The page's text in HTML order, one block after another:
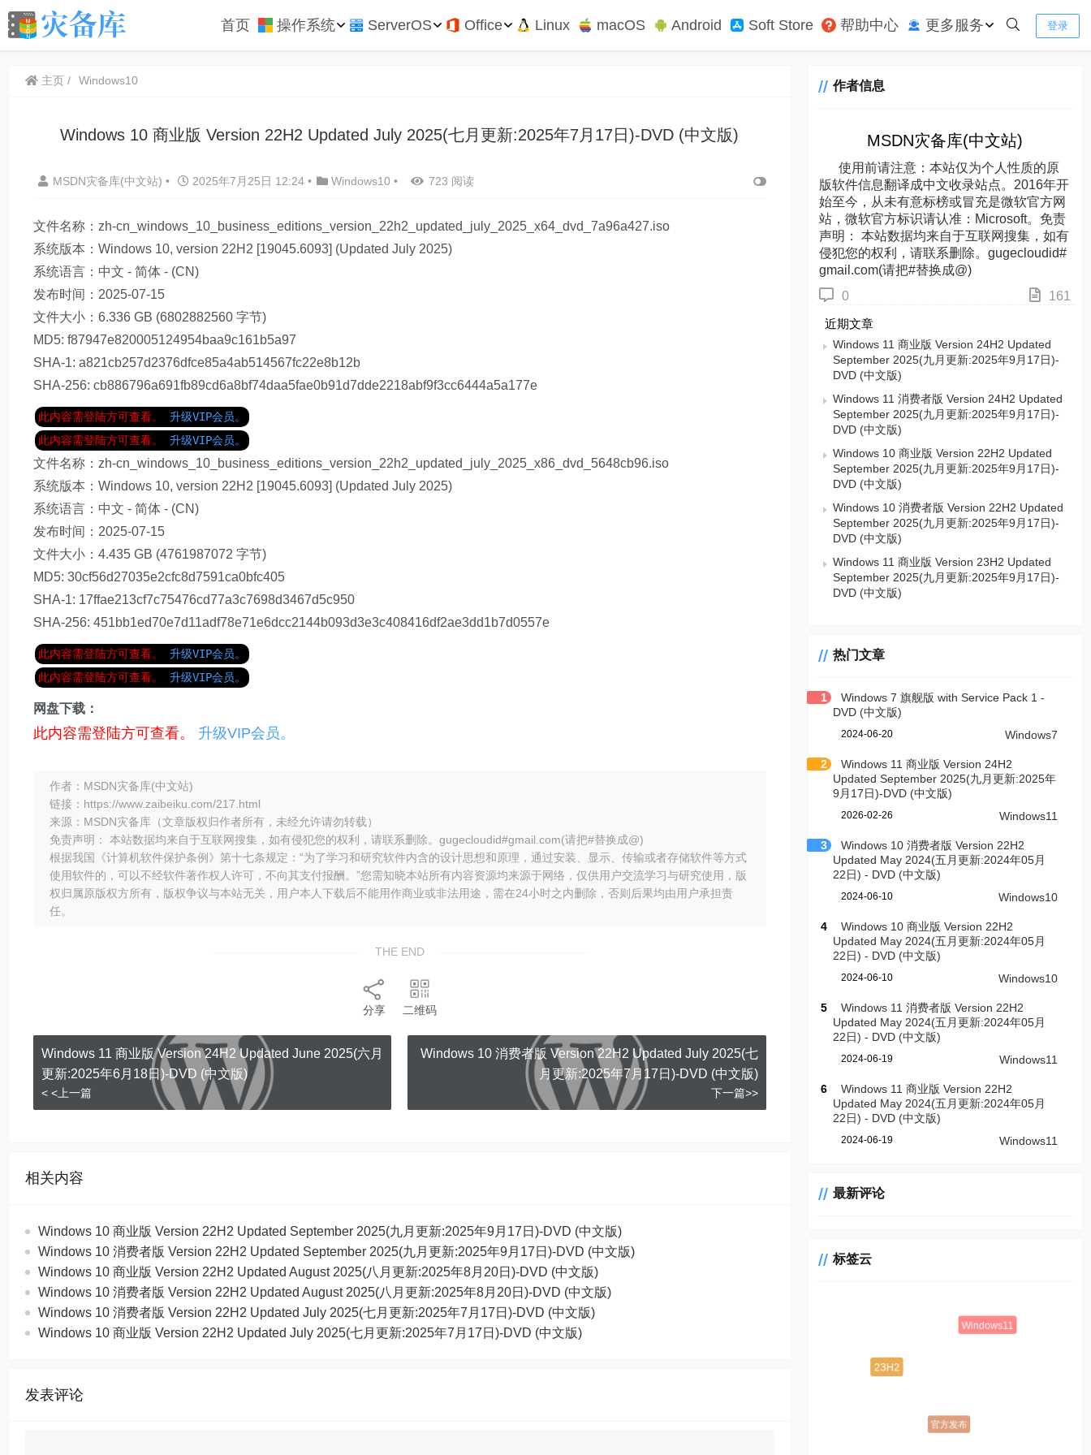
首页 操作系统 ServerOS Office Linux macOS Android Soft Store 帮助中心 更多服务 登录
主页 Windows10
Windows 10 商业版 Version 22H2 Updated July 2025(七月更新:2025年7月17日)-DVD (中文版)
MSDN灾备库(中文站) • 2025年7月25日 12:24 • Windows10 • 723 阅读
文件名称：zh-cn_windows_10_business_editions_version_22h2_updated_july_2025_x64_dvd_7a96a427.iso
系统版本：Windows 10, version 22H2 [19045.6093] (Updated July 2025)
系统语言：中文 - 简体 - (CN)
发布时间：2025-07-15
文件大小：6.336 GB (6802882560 字节)
MD5: f87947e820005124954baa9c161b5a97
SHA-1: a821cb257d2376dfce85a4ab514567fc22e8b12b
SHA-256: cb886796a691fb89cd6a8bf74daa5fae0b91d7dde2218abf9f3cc6444a5a177e
此内容需登陆方可查看。
升级VIP会员。
此内容需登陆方可查看。
升级VIP会员。
文件名称：zh-cn_windows_10_business_editions_version_22h2_updated_july_2025_x86_dvd_5648cb96.iso
系统版本：Windows 10, version 22H2 [19045.6093] (Updated July 2025)
系统语言：中文 - 简体 - (CN)
发布时间：2025-07-15
文件大小：4.435 GB (4761987072 字节)
MD5: 30cf56d27035e2cfc8d7591ca0bfc405
SHA-1: 17ffae213cf7c75476cd77a3c7698d3467d5c950
SHA-256: 451bb1ed70e7d11adf78e71e6dcc2144b093d3e3c408416df2ae3dd1b7d0557e
此内容需登陆方可查看。
升级VIP会员。
此内容需登陆方可查看。
升级VIP会员。
网盘下载：
此内容需登陆方可查看。 升级VIP会员。
作者：MSDN灾备库(中文站)
链接：https://www.zaibeiku.com/217.html
来源：MSDN灾备库（文章版权归作者所有，未经允许请勿转载）
免责声明： 本站数据均来自于互联网搜集，如有侵犯您的权利，请联系删除。gugecloudid#gmail.com(请把#替换成@)
根据我国《计算机软件保护条例》第十七条规定：“为了学习和研究软件内含的设计思想和原理，通过安装、显示、传输或者存储软件等方式
使用软件的，可以不经软件著作权人许可，不向其支付报酬。”您需知晓本站所有内容资源均来源于网络，仅供用户交流学习与研究使用，版
权归属原版权方所有，版权争议与本站无关，用户本人下载后不能用作商业或非法用途，需在24小时之内删除，否则后果均由用户承担责
任。
THE END
分享 二维码
Windows 11 商业版 Version 24H2 Updated June 2025(六月
更新:2025年6月18日)-DVD (中文版)
< <上一篇
Windows 10 消费者版 Version 22H2 Updated July 2025(七
月更新:2025年7月17日)-DVD (中文版)
下一篇>>
相关内容
Windows 10 商业版 Version 22H2 Updated September 2025(九月更新:2025年9月17日)-DVD (中文版)
Windows 10 消费者版 Version 22H2 Updated September 2025(九月更新:2025年9月17日)-DVD (中文版)
Windows 10 商业版 Version 22H2 Updated August 2025(八月更新:2025年8月20日)-DVD (中文版)
Windows 10 消费者版 Version 22H2 Updated August 2025(八月更新:2025年8月20日)-DVD (中文版)
Windows 10 消费者版 Version 22H2 Updated July 2025(七月更新:2025年7月17日)-DVD (中文版)
Windows 10 商业版 Version 22H2 Updated July 2025(七月更新:2025年7月17日)-DVD (中文版)
发表评论
作者信息
MSDN灾备库(中文站)
使用前请注意：本站仅为个人性质的原
版软件信息翻译成中文收录站点。2016年开
始至今，从未有意标榜或冒充是微软官方网
站，微软官方标识请认准：Microsoft。免责
声明： 本站数据均来自于互联网搜集，如有
侵犯您的权利，请联系删除。gugecloudid#
gmail.com(请把#替换成@)
0
161
近期文章
Windows 11 商业版 Version 24H2 Updated
September 2025(九月更新:2025年9月17日)-
DVD (中文版)
Windows 11 消费者版 Version 24H2 Updated
September 2025(九月更新:2025年9月17日)-
DVD (中文版)
Windows 10 商业版 Version 22H2 Updated
September 2025(九月更新:2025年9月17日)-
DVD (中文版)
Windows 10 消费者版 Version 22H2 Updated
September 2025(九月更新:2025年9月17日)-
DVD (中文版)
Windows 11 商业版 Version 23H2 Updated
September 2025(九月更新:2025年9月17日)-
DVD (中文版)
热门文章
1
Windows 7 旗舰版 with Service Pack 1 -
DVD (中文版)
2024-06-20 Windows7
2
Windows 11 商业版 Version 24H2
Updated September 2025(九月更新:2025年
9月17日)-DVD (中文版)
2026-02-26 Windows11
3
Windows 10 消费者版 Version 22H2
Updated May 2024(五月更新:2024年05月
22日) - DVD (中文版)
2024-06-10 Windows10
4
Windows 10 商业版 Version 22H2
Updated May 2024(五月更新:2024年05月
22日) - DVD (中文版)
2024-06-10 Windows10
5
Windows 11 消费者版 Version 22H2
Updated May 2024(五月更新:2024年05月
22日) - DVD (中文版)
2024-06-19 Windows11
6
Windows 11 商业版 Version 22H2
Updated May 2024(五月更新:2024年05月
22日) - DVD (中文版)
2024-06-19 Windows11
最新评论
标签云
23H2
Windows11
官方发布